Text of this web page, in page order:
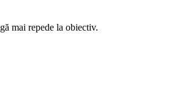
mai repede la obiectiv.